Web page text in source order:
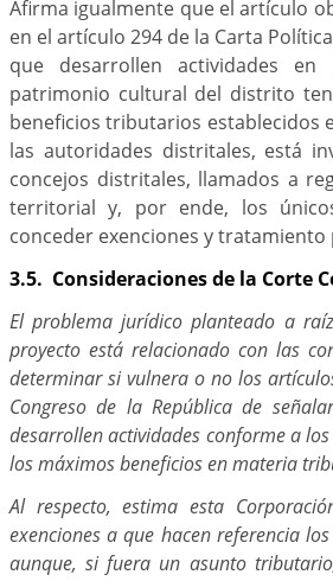
Afirma igualmente que el artículo
en el artículo 294 de la Carta
que desarrollen actividades
patrimonio cultural del distrito
beneficios tributarios establecidos
las autoridades distritales, está
concejos distritales, llamados a
territorial y, por ende, los
conceder exenciones y
3.5. Consideraciones de la Corte
El problema jurídico planteado a
proyecto está relacionado con las
determinar si vulnera o no los
Congreso de la República de
desarrollen actividades conforme a
los máximos beneficios en materia
Al respecto, estima esta
exenciones a que hacen referencia
aunque, si fuera un asunto